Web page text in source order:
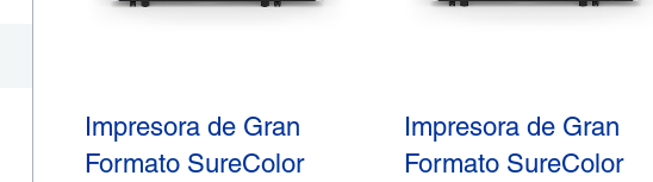
Impresora de Gran
Formato SureColor
Impresora de Gran
Formato SureColor